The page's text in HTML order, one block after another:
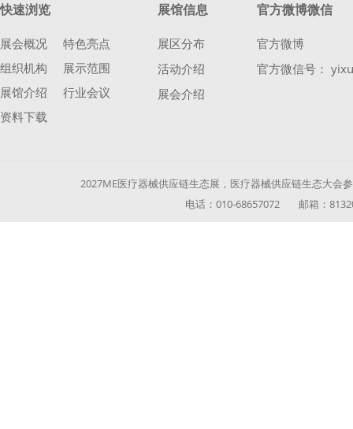
快速浏览
展会概况
特色亮点
组织机构
展示范围
展馆介绍
行业会议
资料下载
展馆信息
展区分布
活动介绍
展会介绍
官方微博微信
官方微博
官方微信号：
2027ME医疗器械供应链生态展，医疗器械供应链生态大
电话：010-68657072 邮箱：